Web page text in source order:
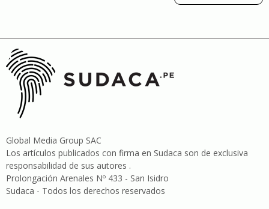
Global Media Group SAC
Los artículos publicados con firma en Sudaca son de exclusiva
responsabilidad de sus autores .
Prolongación Arenales Nº 433 - San Isidro
Sudaca - Todos los derechos reservados